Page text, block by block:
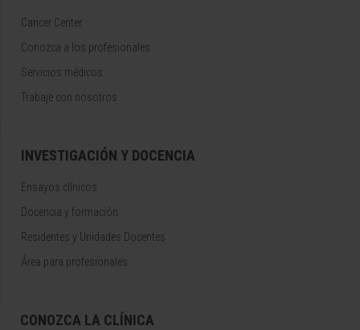
Cancer Center
Conozca a los profesionales
Servicios médicos
Trabaje con nosotros
INVESTIGACIÓN Y DOCENCIA
Ensayos clínicos
Docencia y formación
Residentes y Unidades Docentes
Área para profesionales
CONOZCA LA CLÍNICA